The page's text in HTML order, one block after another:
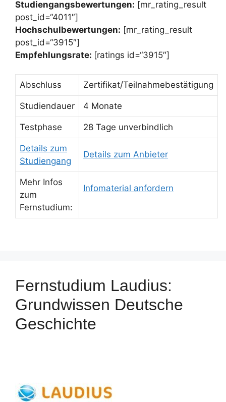
Studiengangsbewertungen: [mr_rating_result
post_id=“4011″]
Hochschulbewertungen: [mr_rating_result
post_id=“3915″]
Empfehlungsrate: [ratings id=“3915″]
Abschluss Zertifikat/Teilnahmebestätigung
Studiendauer 4 Monate
Testphase 28 Tage unverbindlich
Details zum
Studiengang
Details zum Anbieter
Mehr Infos
zum
Fernstudium:
Infomaterial anfordern
Fernstudium Laudius:
Grundwissen Deutsche
Geschichte